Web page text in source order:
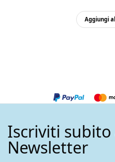
Aggiungi
Iscriviti
Newsletter